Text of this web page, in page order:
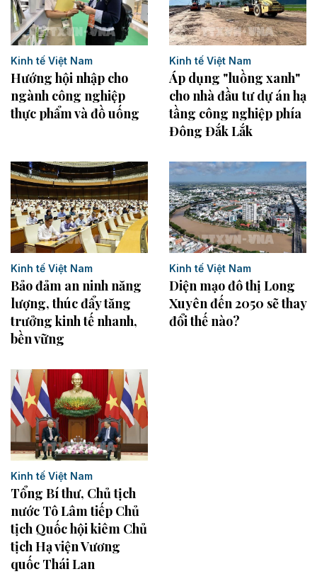
Kinh tế Việt Nam
Hướng hội nhập cho
ngành công nghiệp
thực phẩm và đồ uống
Kinh tế Việt Nam
Áp dụng "luồng xanh"
cho nhà đầu tư dự án hạ
tầng công nghiệp phía
Đông Đắk Lắk
Kinh tế Việt Nam
Bảo đảm an ninh năng
lượng, thúc đẩy tăng
trưởng kinh tế nhanh,
bền vững
Kinh tế Việt Nam
Diện mạo đô thị Long
Xuyên đến 2050 sẽ thay
đổi thế nào?
Kinh tế Việt Nam
Tổng Bí thư, Chủ tịch
nước Tô Lâm tiếp Chủ
tịch Quốc hội kiêm Chủ
tịch Hạ viện Vương
quốc Thái Lan